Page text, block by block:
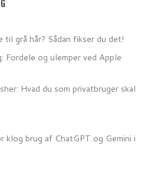
grå hår? Sådan fikser du det!
Fordele og ulemper ved Apple
Hvad du som privatbruger skal
klog brug af ChatGPT og Gemini i